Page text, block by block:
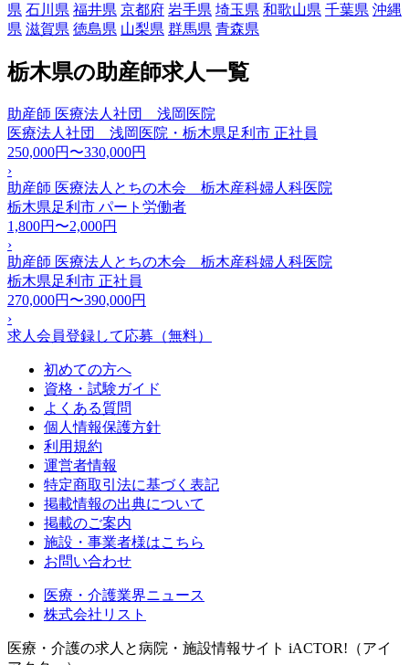
県 石川県 福井県 京都府 岩手県 埼玉県 和歌山県 千葉県 沖縄
県 滋賀県 徳島県 山梨県 群馬県 青森県
栃木県の助産師求人一覧
助産師 医療法人社団 浅岡医院
医療法人社団 浅岡医院・栃木県足利市 正社員
250,000円〜330,000円
›
助産師 医療法人とちの木会 栃木産科婦人科医院
栃木県足利市 パート労働者
1,800円〜2,000円
›
助産師 医療法人とちの木会 栃木産科婦人科医院
栃木県足利市 正社員
270,000円〜390,000円
›
求人会員登録して応募（無料）
初めての方へ
資格・試験ガイド
よくある質問
個人情報保護方針
利用規約
運営者情報
特定商取引法に基づく表記
掲載情報の出典について
掲載のご案内
施設・事業者様はこちら
お問い合わせ
医療・介護業界ニュース
株式会社リスト
医療・介護の求人と病院・施設情報サイト iACTOR!（アイ